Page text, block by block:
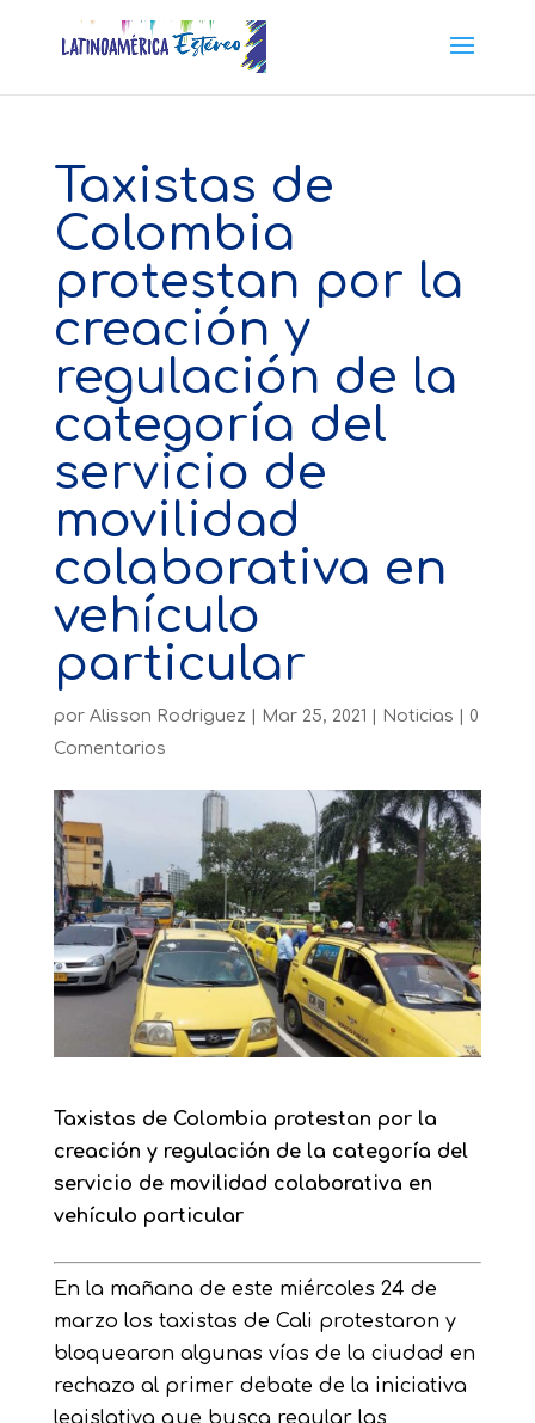
Taxistas de
Colombia
protestan por la
creación y
regulación de la
categoría del
servicio de
movilidad
colaborativa en
vehículo
particular
por Alisson Rodriguez Mar 25, 2021 Noticias
0
Comentarios
Taxistas de Colombia protestan por la
creación y regulación de la categoría del
servicio de movilidad colaborativa en
vehículo particular
En la mañana de este miércoles 24 de
marzo los taxistas de Cali protestaron y
bloquearon algunas vías de la ciudad en
rechazo al primer debate de la iniciativa
legislativa que busca regular las